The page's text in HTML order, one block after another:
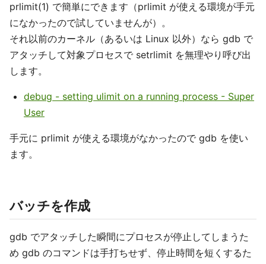
prlimit(1) で簡単にできます（prlimit が使える環境が手元
になかったので試していませんが）。
それ以前のカーネル（あるいは Linux 以外）なら gdb で
アタッチして対象プロセスで setrlimit を無理やり呼び出
します。
debug - setting ulimit on a running process - Super
User
手元に prlimit が使える環境がなかったので gdb を使い
ます。
バッチを作成
gdb でアタッチした瞬間にプロセスが停止してしまうた
め gdb のコマンドは手打ちせず、停止時間を短くするた